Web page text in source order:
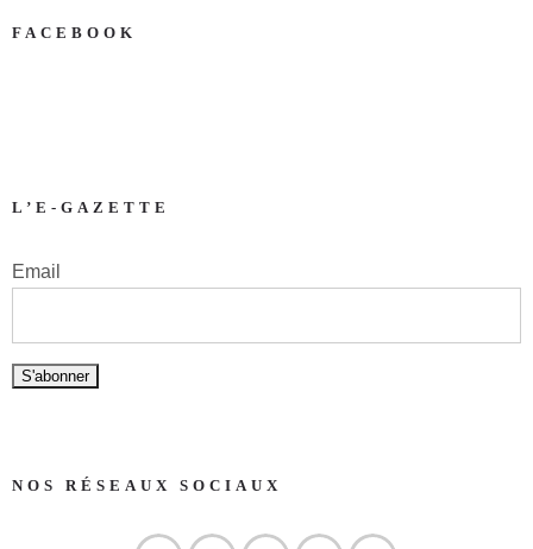
FACEBOOK
L’E-GAZETTE
Email
NOS RÉSEAUX SOCIAUX